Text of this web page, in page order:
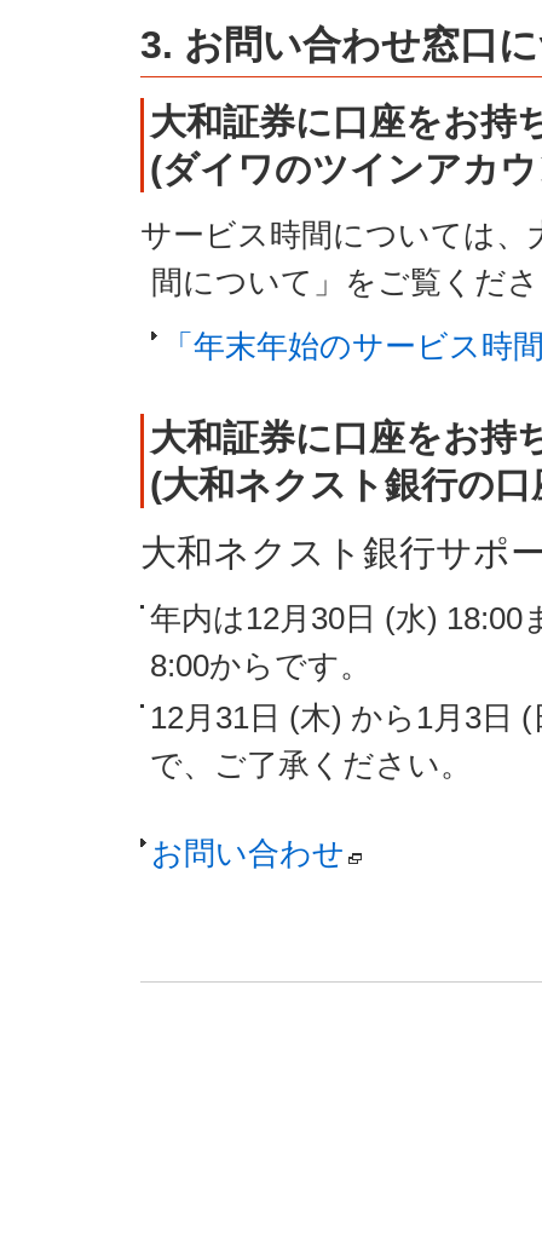
3. お問い合わせ窓口
大和証券に口座をお持
(ダイワのツインアカ
サービス時間については、
間について」をご覧くだ
「年末年始のサービス時
大和証券に口座をお持
(大和ネクスト銀行の
大和ネクスト銀行サポ
年内は12月30日 (水)
8:00からです。
12月31日 (木) から1月3日
で、ご了承ください。
お問い合わせ